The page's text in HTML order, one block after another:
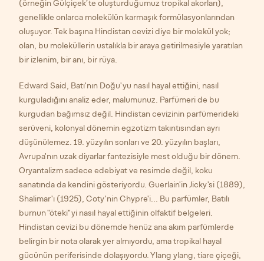
(örneğin Gülçiçek’te oluşturduğumuz tropikal akorları),
genellikle onlarca molekülün karmaşık formülasyonlarından
oluşuyor. Tek başına Hindistan cevizi diye bir molekül yok;
olan, bu moleküllerin ustalıkla bir araya getirilmesiyle yaratılan
bir izlenim, bir anı, bir rüya.
Edward Said, Batı'nın Doğu'yu nasıl hayal ettiğini, nasıl
kurguladığını analiz eder, malumunuz. Parfümeri de bu
kurgudan bağımsız değil. Hindistan cevizinin parfümerideki
serüveni, kolonyal dönemin egzotizm takıntısından ayrı
düşünülemez. 19. yüzyılın sonları ve 20. yüzyılın başları,
Avrupa'nın uzak diyarlar fantezisiyle mest olduğu bir dönem.
Oryantalizm sadece edebiyat ve resimde değil, koku
sanatında da kendini gösteriyordu. Guerlain'in Jicky'si (1889),
Shalimar'ı (1925), Coty'nin Chypre'i... Bu parfümler, Batılı
burnun "öteki"yi nasıl hayal ettiğinin olfaktif belgeleri.
Hindistan cevizi bu dönemde henüz ana akım parfümlerde
belirgin bir nota olarak yer almıyordu, ama tropikal hayal
gücünün periferisinde dolaşıyordu. Ylang ylang, tiare çiçeği,